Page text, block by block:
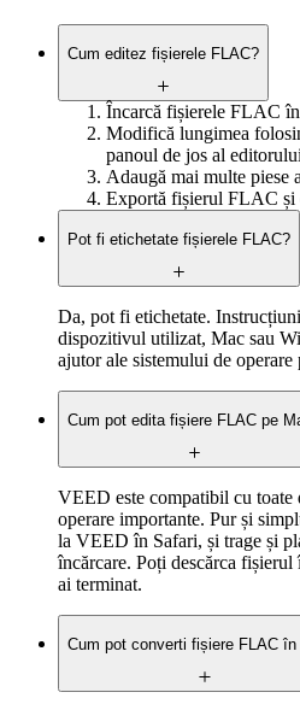
Cum editez fișierele FLAC?
Încarcă fișierele FLAC
Modifică lungimea
panoul de jos al editorului
Adaugă mai multe piese
Exportă fișierul FLAC și
Pot fi etichetate fișierele FLAC?
Da, pot fi etichetate.
dispozitivul utilizat, Mac sau
ajutor ale sistemului de
Cum pot edita fișiere FLAC pe
VEED este compatibil cu toate
operare importante. Pur și
la VEED în Safari, și trage și
încărcare. Poți descărca
ai terminat.
Cum pot converti fișiere FLAC în